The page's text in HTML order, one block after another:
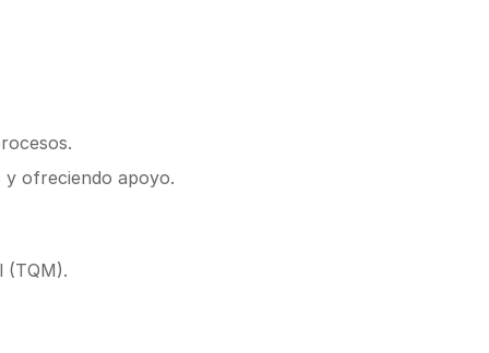
y ofreciendo apoyo.
(TQM).